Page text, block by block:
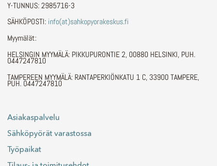
Y-TUNNUS: 2985716-3
SÄHKÖPOSTI: info(at)sahkopyorakeskus.fi
Myymälät:
HELSINGIN MYYMÄLÄ: PIKKUPURONTIE 2, 00880 HELSINKI, PUH.
0447247810
TAMPEREEN MYYMÄLÄ: RANTAPERKIÖNKATU 1 C, 33900 TAMPERE,
PUH. 0447247810
Asiakaspalvelu
Sähköpyörät varastossa
Työpaikat